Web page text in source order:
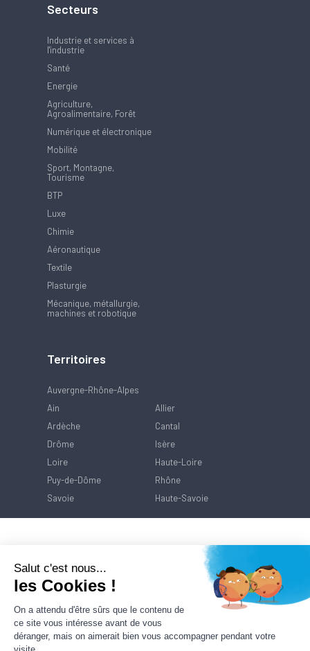
Secteurs
Industrie et services à
l'industrie
Santé
Energie
Agriculture,
Agroalimentaire, Forêt
Numérique et électronique
Mobilité
Sport, Montagne,
Tourisme
BTP
Luxe
Chimie
Aéronautique
Textile
Plasturgie
Mécanique, métallurgie,
machines et robotique
Territoires
Auvergne-Rhône-Alpes
Ain
Allier
Ardèche
Cantal
Drôme
Isère
Loire
Haute-Loire
Puy-de-Dôme
Rhône
Savoie
Haute-Savoie
Salut c'est nous...
les Cookies !
On a attendu d'être sûrs que le contenu de
ce site vous intéresse avant de vous
déranger, mais on aimerait bien vous accompagner pendant votre